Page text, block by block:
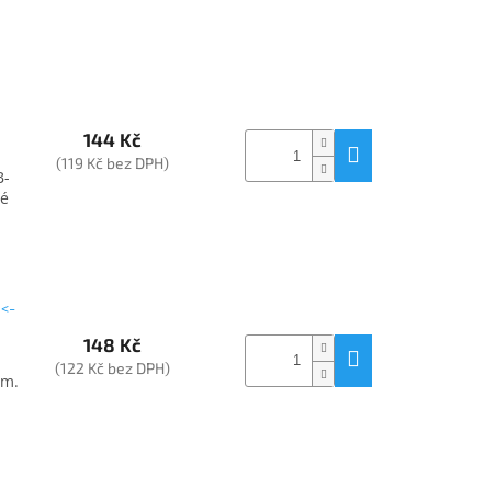
144 Kč
(119 Kč bez DPH)
148 Kč
(122 Kč bez DPH)